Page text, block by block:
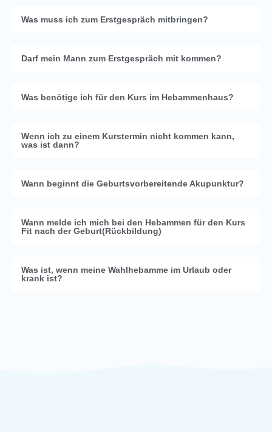
Was muss ich zum Erstgespräch mitbringen?
Darf mein Mann zum Erstgespräch mit kommen?
Was benötige ich für den Kurs im Hebammenhaus?
Wenn ich zu einem Kurstermin nicht kommen kann,
was ist dann?
Wann beginnt die Geburtsvorbereitende Akupunktur?
Wann melde ich mich bei den Hebammen für den Kurs
Fit nach der Geburt(Rückbildung)
Was ist, wenn meine Wahlhebamme im Urlaub oder
krank ist?